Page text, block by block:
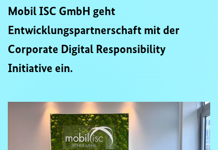
Mobil ISC GmbH geht
Entwicklungspartnerschaft mit der
Corporate Digital Responsibility
Initiative ein.